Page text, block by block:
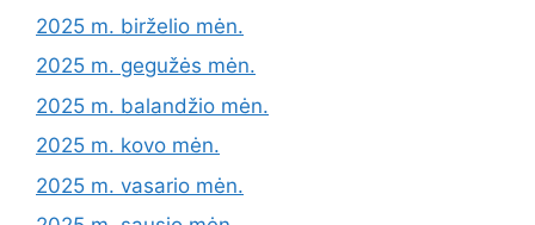
2025 m. birželio mėn.
2025 m. gegužės mėn.
2025 m. balandžio mėn.
2025 m. kovo mėn.
2025 m. vasario mėn.